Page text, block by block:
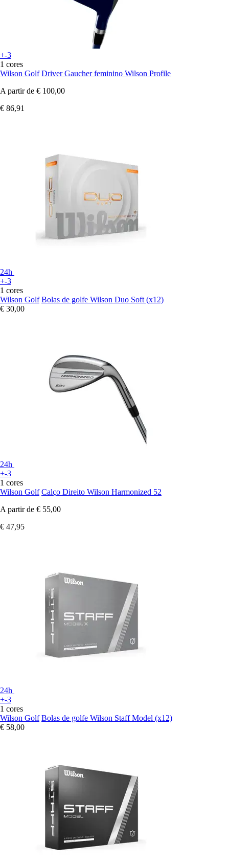
+-3
1 cores
Wilson Golf Driver Gaucher feminino Wilson Profile
A partir de € 100,00
€ 86,91
24h
+-3
1 cores
Wilson Golf Bolas de golfe Wilson Duo Soft (x12)
€ 30,00
24h
+-3
1 cores
Wilson Golf Calço Direito Wilson Harmonized 52
A partir de € 55,00
€ 47,95
24h
+-3
1 cores
Wilson Golf Bolas de golfe Wilson Staff Model (x12)
€ 58,00